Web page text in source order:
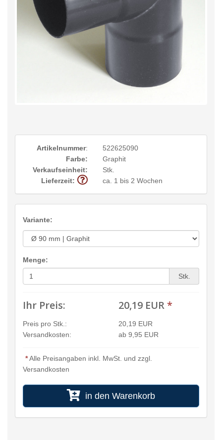
Artikelnummer:
522625090
Farbe:
Graphit
Verkaufseinheit:
Stk.
Lieferzeit:
ca. 1 bis 2 Wochen
Variante:
Menge:
Stk.
Ihr Preis: 20,19 EUR*
Preis pro Stk.:
20,19 EUR
Versandkosten:
ab 9,95 EUR
*Alle Preisangaben inkl. MwSt. und zzgl.
Versandkosten
in den Warenkorb